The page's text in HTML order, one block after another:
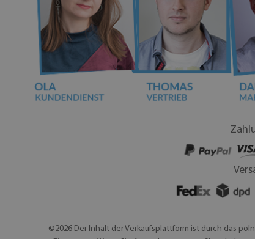
©2026 Der Inhalt der Verkaufsplattform ist durch das